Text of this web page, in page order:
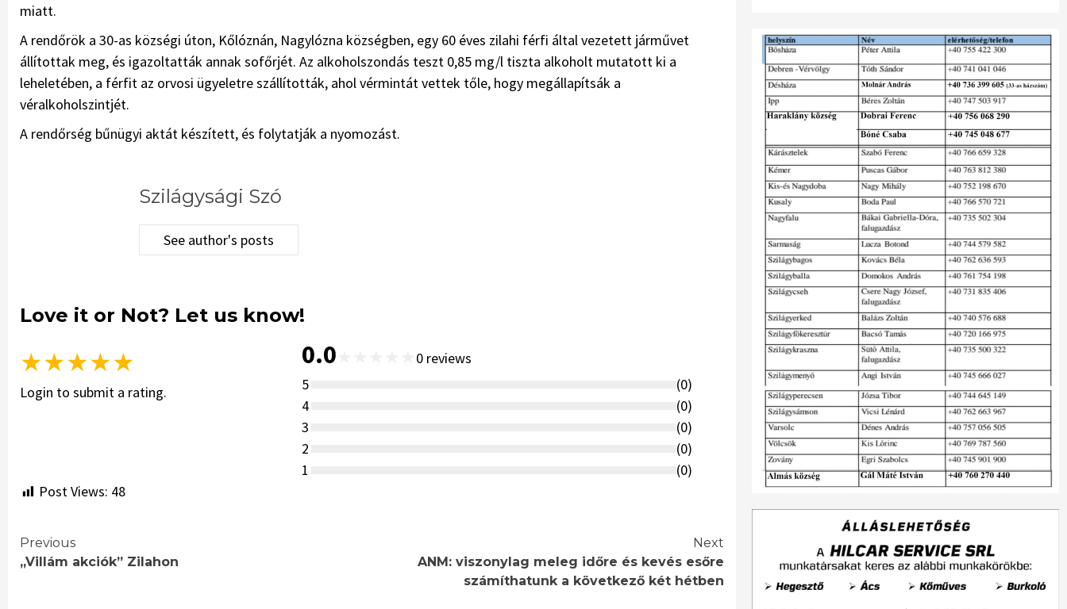
miatt.
A rendőrök a 30-as községi úton, Kőlóznán, Nagylózna községben, egy 60 éves zilahi férfi által vezetett járművet
állítottak meg, és igazoltatták annak sofőrjét. Az alkoholszondás teszt 0,85 mg/l tiszta alkoholt mutatott ki a
leheletében, a férfit az orvosi ügyeletre szállították, ahol vérmintát vettek tőle, hogy megállapítsák a
véralkoholszintjét.
A rendőrség bűnügyi aktát készített, és folytatják a nyomozást.
Szilágysági Szó
See author's posts
Love it or Not? Let us know!
★★★★★
Login to submit a rating.
0.0 0 reviews
5
(0)
4
(0)
3
(0)
2
(0)
1
(0)
Post Views: 48
Continue
Previous
„Villám akciók” Zilahon
Next
ANM: viszonylag meleg időre és kevés esőre
számíthatunk a következő két hétben